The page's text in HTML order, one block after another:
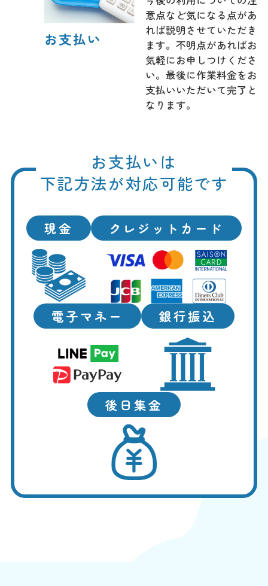
お支払い
意点など気になる点があ
れば説明させていただき
ます。不明点があればお
気軽にお申しつけくださ
い。最後に作業料金をお
支払いいただいて完了と
なります。
お支払いは
下記方法が対応可能です
現金 クレジットカード
電子マネー 銀行振込
後日集金